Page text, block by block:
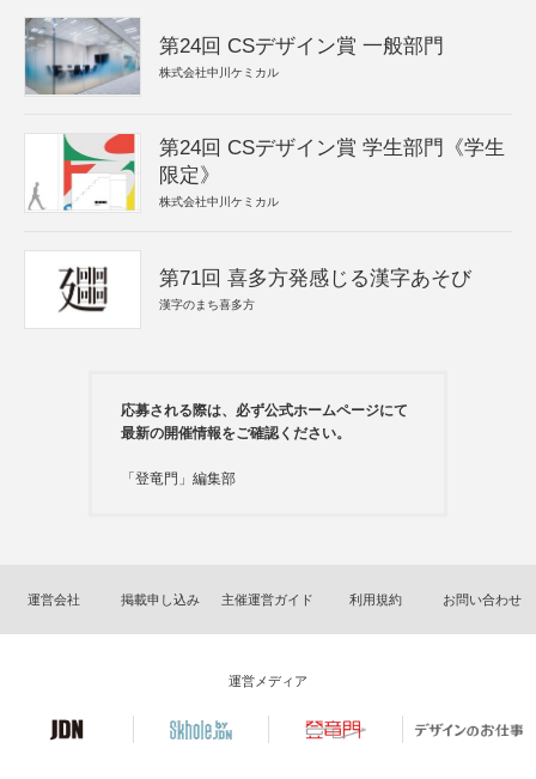
第24回 CSデザイン賞 一般部門
株式会社中川ケミカル
第24回 CSデザイン賞 学生部門《学生
限定》
株式会社中川ケミカル
第71回 喜多方発感じる漢字あそび
漢字のまち喜多方
応募される際は、必ず公式ホームページにて
最新の開催情報をご確認ください。
「登竜門」編集部
運営会社 掲載申し込み 主催運営ガイド 利用規約 お問い合わせ
運営メディア